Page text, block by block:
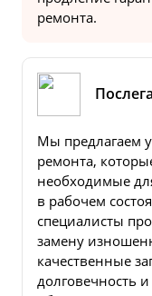
ремонта.
Мы предлагаем
ремонта,
необходимые
в рабочем
специалисты
замену
качественные
долговечность